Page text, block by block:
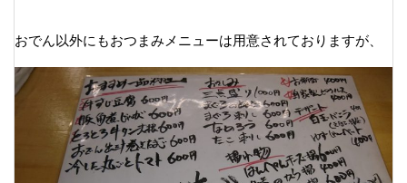
おでん以外にもおつまみメニューは用意されておりますが、